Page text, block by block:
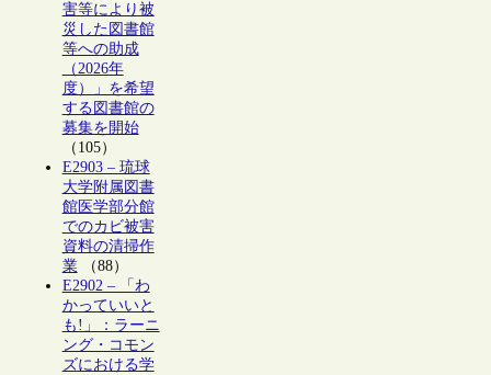
害等により被
災した図書館
等への助成
（2026年
度）」を希望
する図書館の
募集を開始
（105）
E2903 – 琉球
大学附属図書
館医学部分館
でのカビ被害
資料の清掃作
業（88）
E2902 – 「わ
かっていいと
も!」：ラーニ
ング・コモン
ズにおける学